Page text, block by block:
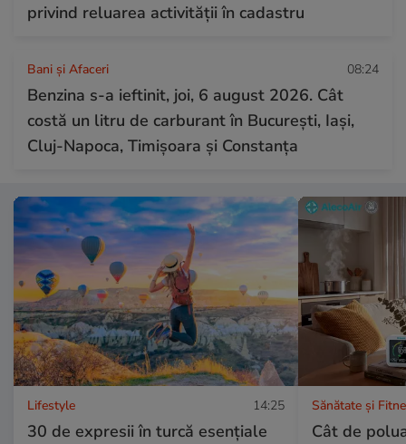
privind reluarea activității în cadastru
Bani și Afaceri 08:24
Benzina s-a ieftinit, joi, 6 august 2026. Cât
costă un litru de carburant în București, Iași,
Cluj-Napoca, Timișoara și Constanța
Lifestyle 14:25
30 de expresii în turcă esențiale
Sănătate și
Cât de